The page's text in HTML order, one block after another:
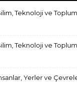
Teknoloji ve
Teknoloji ve
Yerler ve